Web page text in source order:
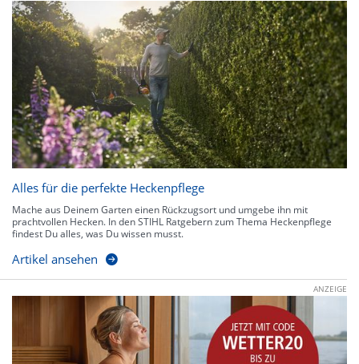
Alles für die perfekte Heckenpflege
Mache aus Deinem Garten einen Rückzugsort und umgebe ihn mit
prachtvollen Hecken. In den STIHL Ratgebern zum Thema Heckenpflege
findest Du alles, was Du wissen musst.
Artikel ansehen
ANZEIGE